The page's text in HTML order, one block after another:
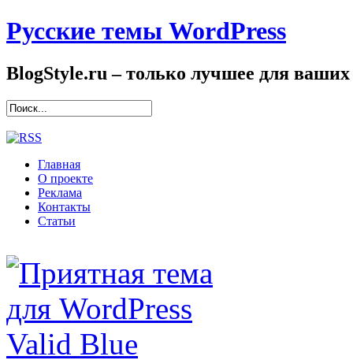
Русские темы WordPress
BlogStyle.ru – только лучшее для ваших
Главная
О проекте
Реклама
Контакты
Статьи